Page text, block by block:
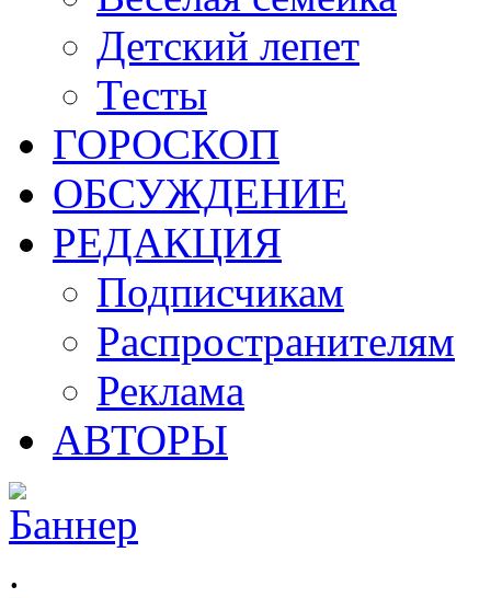
Детский лепет
Тесты
ГОРОСКОП
ОБСУЖДЕНИЕ
РЕДАКЦИЯ
Подписчикам
Распространителям
Реклама
АВТОРЫ
.